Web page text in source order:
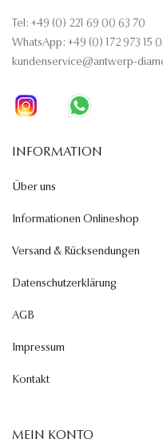
Tel: +49 (0) 221 69 00 63 70
WhatsApp: +49 (0) 172 973 15
kundenservice@antwerp-
INFORMATION
Über uns
Informationen Onlineshop
Versand & Rücksendungen
Datenschutzerklärung
AGB
Impressum
Kontakt
MEIN KONTO